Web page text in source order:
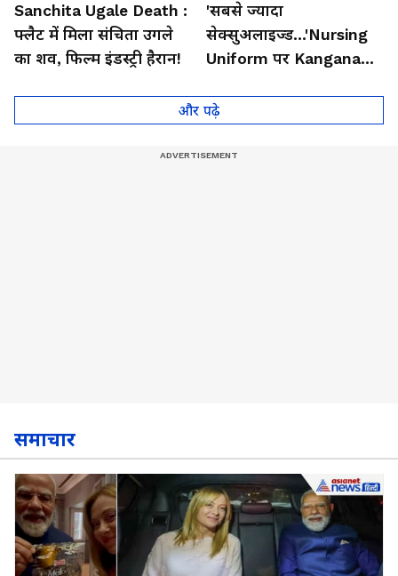
Sanchita Ugale Death :
फ्लैट में मिला संचिता उगले
का शव, फिल्म इंडस्ट्री हैरान!
'सबसे ज्यादा
सेक्सुअलाइज्ड...'Nursing
Uniform पर Kangana
वाला बयान
और पढ़े
समाचार